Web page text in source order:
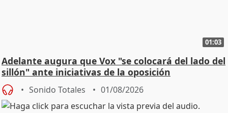
01:03
Adelante augura que Vox "se colocará del lado del
sillón" ante iniciativas de la oposición
Sonido Totales 01/08/2026